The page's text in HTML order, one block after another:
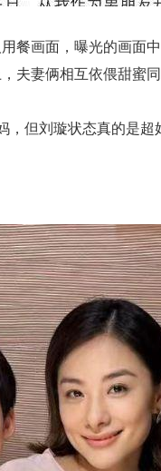
画面，曝光的画面
夫妻俩相互依偎甜蜜
但刘璇状态真的是超